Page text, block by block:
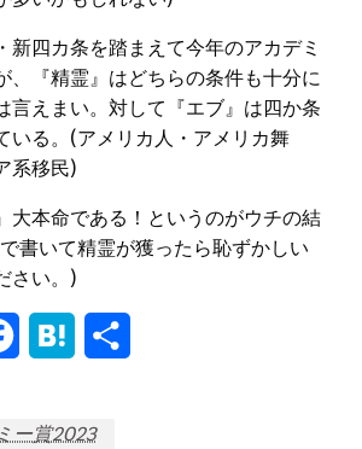
四カ条を踏まえて今年のアカデミ
、『精霊』はどちらの条件も十分に
言えまい。対して『エブ』は四か条
いる。(アメリカ人・アメリカ舞
系移民)
大本命である！というのがウチの結
書いて精霊が獲ったら恥ずかしい
さい。)
FacebookHatena
ー賞2023